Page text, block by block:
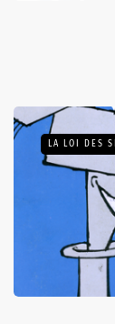
LA LOI DES